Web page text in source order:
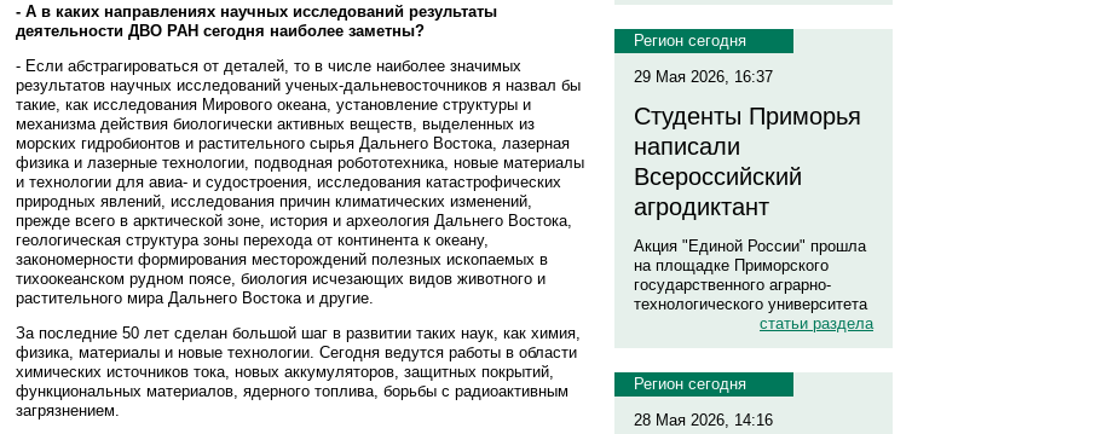
- А в каких направлениях научных исследований результаты
деятельности ДВО РАН сегодня наиболее заметны?
- Если абстрагироваться от деталей, то в числе наиболее значимых
результатов научных исследований ученых-дальневосточников я назвал бы
такие, как исследования Мирового океана, установление структуры и
механизма действия биологически активных веществ, выделенных из
морских гидробионтов и растительного сырья Дальнего Востока, лазерная
физика и лазерные технологии, подводная робототехника, новые материалы
и технологии для авиа- и судостроения, исследования катастрофических
природных явлений, исследования причин климатических изменений,
прежде всего в арктической зоне, история и археология Дальнего Востока,
геологическая структура зоны перехода от континента к океану,
закономерности формирования месторождений полезных ископаемых в
тихоокеанском рудном поясе, биология исчезающих видов животного и
растительного мира Дальнего Востока и другие.
За последние 50 лет сделан большой шаг в развитии таких наук, как химия,
физика, материалы и новые технологии. Сегодня ведутся работы в области
химических источников тока, новых аккумуляторов, защитных покрытий,
функциональных материалов, ядерного топлива, борьбы с радиоактивным
загрязнением.
Регион сегодня
29 Мая 2026, 16:37
Студенты Приморья
написали
Всероссийский
агродиктант
Акция "Единой России" прошла
на площадке Приморского
государственного аграрно-
технологического университета
статьи раздела
Регион сегодня
28 Мая 2026, 14:16